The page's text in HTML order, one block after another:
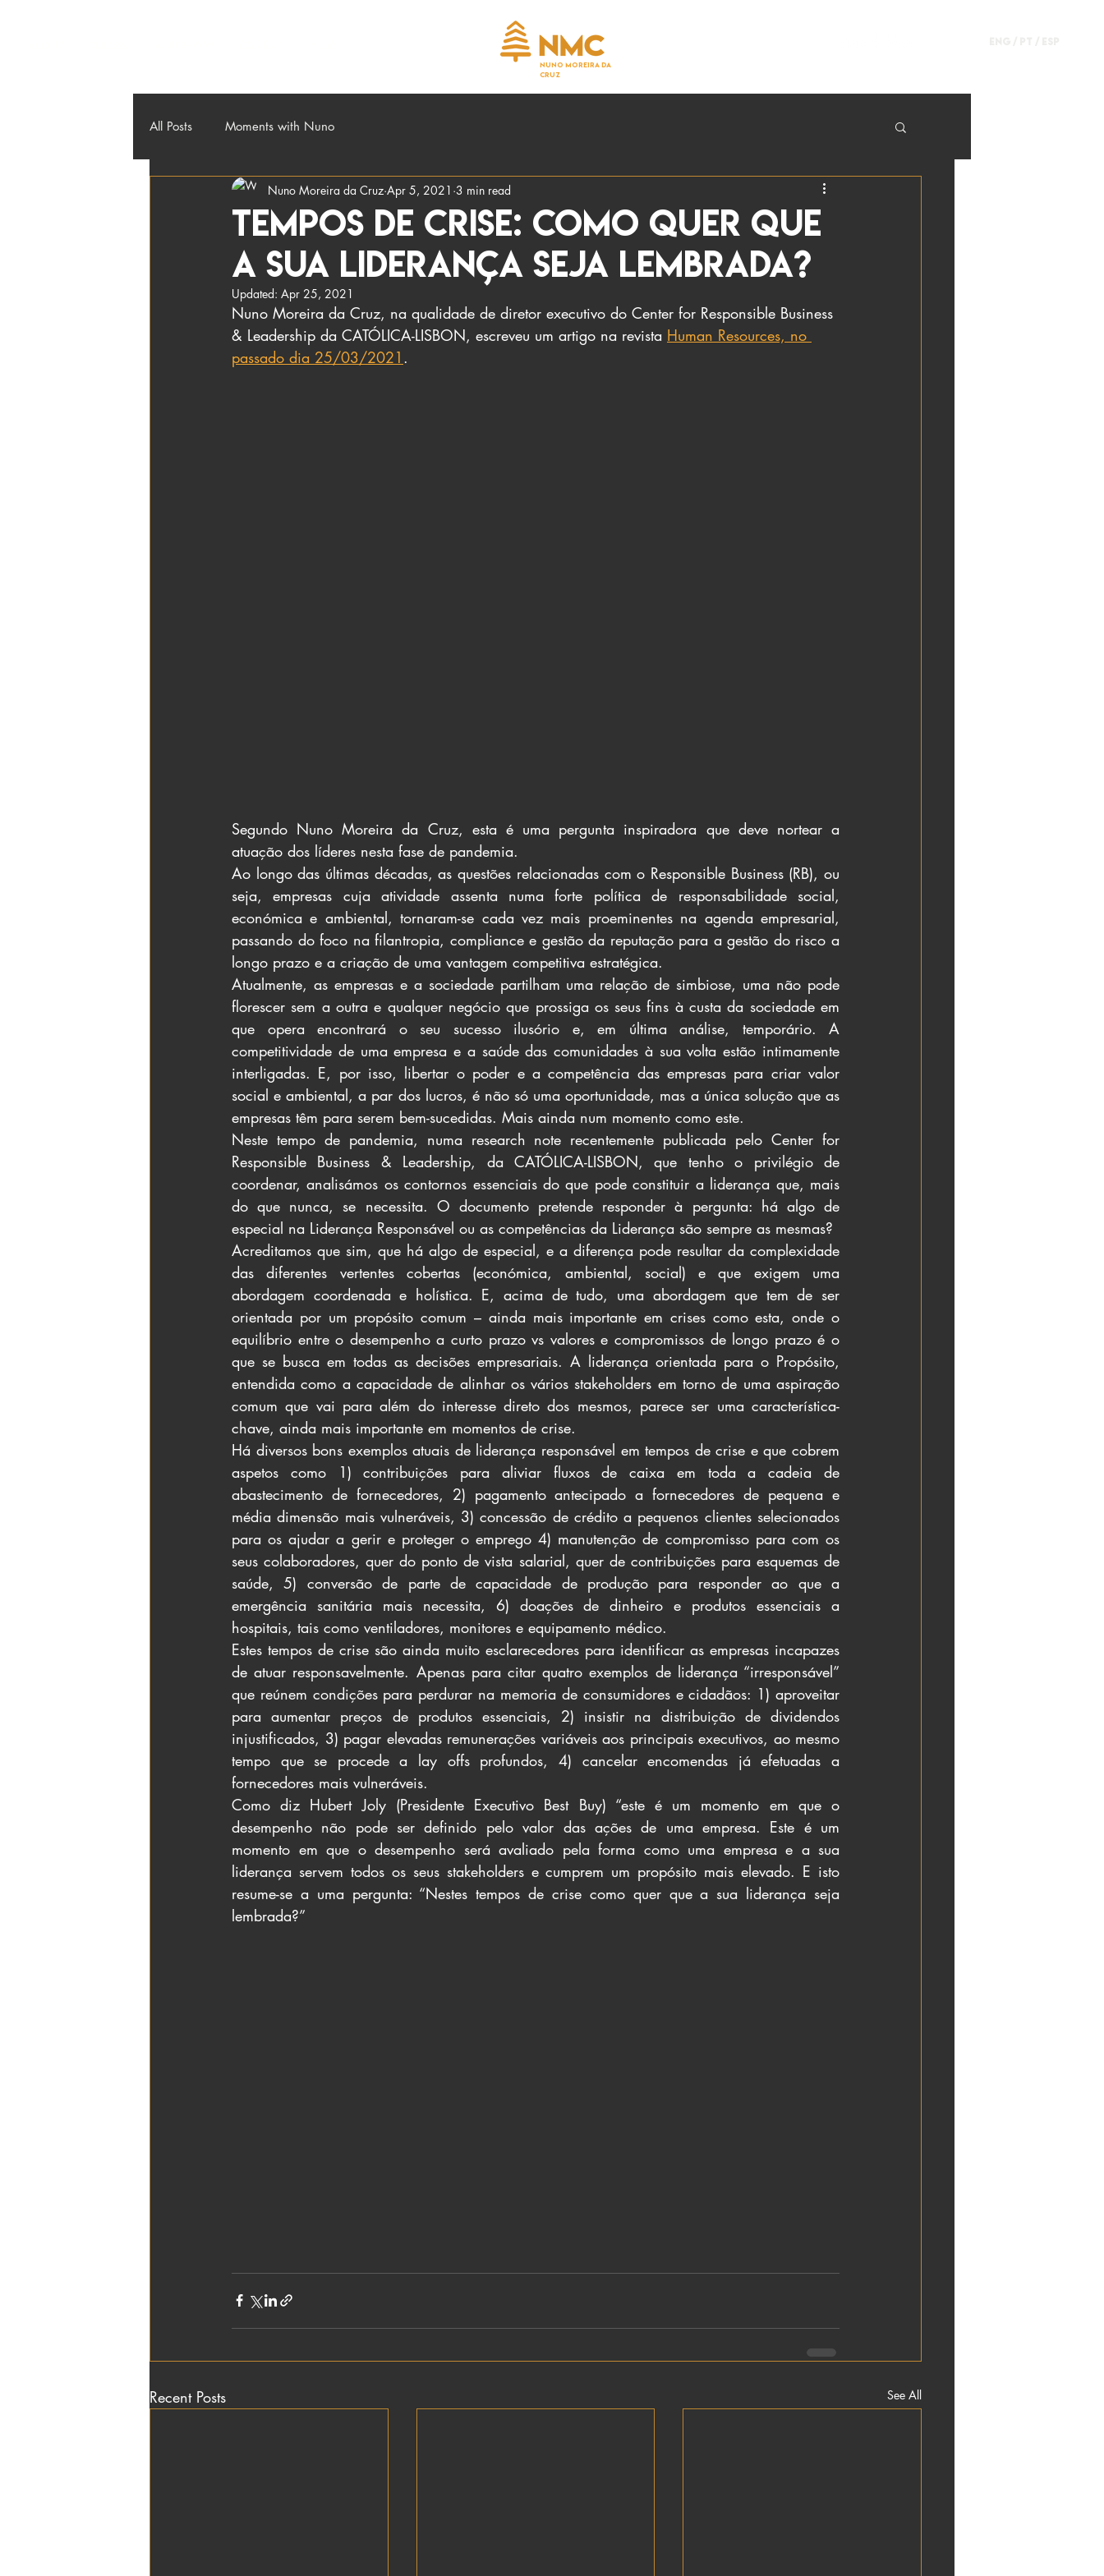
NUNO MOREIRA DA
CRUZ
All Posts Moments with Nuno
Tempos de crise: como quer que
a sua liderança seja lembrada?
Nuno Moreira da Cruz Apr 5, 2021 3 min read
Updated: Apr 25, 2021
Nuno Moreira da Cruz, na qualidade de diretor executivo do Center for Responsible Business
& Leadership da CATÓLICA-LISBON, escreveu um artigo na revista Human Resources, no
passado dia 25/03/2021 .
Segundo Nuno Moreira da Cruz, esta é uma pergunta inspiradora que deve nortear a
atuação dos líderes nesta fase de pandemia.
Ao longo das últimas décadas, as questões relacionadas com o Responsible Business (RB), ou
seja, empresas cuja atividade assenta numa forte política de responsabilidade social,
económica e ambiental, tornaram-se cada vez mais proeminentes na agenda empresarial,
passando do foco na filantropia, compliance e gestão da reputação para a gestão do risco a
longo prazo e a criação de uma vantagem competitiva estratégica.
Atualmente, as empresas e a sociedade partilham uma relação de simbiose, uma não pode
florescer sem a outra e qualquer negócio que prossiga os seus fins à custa da sociedade em
que opera encontrará o seu sucesso ilusório e, em última análise, temporário. A
competitividade de uma empresa e a saúde das comunidades à sua volta estão intimamente
interligadas. E, por isso, libertar o poder e a competência das empresas para criar valor
social e ambiental, a par dos lucros, é não só uma oportunidade, mas a única solução que as
empresas têm para serem bem-sucedidas. Mais ainda num momento como este.
Neste tempo de pandemia, numa research note recentemente publicada pelo Center for
Responsible Business & Leadership, da CATÓLICA-LISBON, que tenho o privilégio de
coordenar, analisámos os contornos essenciais do que pode constituir a liderança que, mais
do que nunca, se necessita. O documento pretende responder à pergunta: há algo de
especial na Liderança Responsável ou as competências da Liderança são sempre as mesmas?
Acreditamos que sim, que há algo de especial, e a diferença pode resultar da complexidade
das diferentes vertentes cobertas (económica, ambiental, social) e que exigem uma
abordagem coordenada e holística. E, acima de tudo, uma abordagem que tem de ser
orientada por um propósito comum – ainda mais importante em crises como esta, onde o
equilíbrio entre o desempenho a curto prazo vs valores e compromissos de longo prazo é o
que se busca em todas as decisões empresariais. A liderança orientada para o Propósito,
entendida como a capacidade de alinhar os vários stakeholders em torno de uma aspiração
comum que vai para além do interesse direto dos mesmos, parece ser uma característica-
chave, ainda mais importante em momentos de crise.
Há diversos bons exemplos atuais de liderança responsável em tempos de crise e que cobrem
aspetos como 1) contribuições para aliviar fluxos de caixa em toda a cadeia de
abastecimento de fornecedores, 2) pagamento antecipado a fornecedores de pequena e
média dimensão mais vulneráveis, 3) concessão de crédito a pequenos clientes selecionados
para os ajudar a gerir e proteger o emprego 4) manutenção de compromisso para com os
seus colaboradores, quer do ponto de vista salarial, quer de contribuições para esquemas de
saúde, 5) conversão de parte de capacidade de produção para responder ao que a
emergência sanitária mais necessita, 6) doações de dinheiro e produtos essenciais a
hospitais, tais como ventiladores, monitores e equipamento médico.
Estes tempos de crise são ainda muito esclarecedores para identificar as empresas incapazes
de atuar responsavelmente. Apenas para citar quatro exemplos de liderança “irresponsável”
que reúnem condições para perdurar na memoria de consumidores e cidadãos: 1) aproveitar
para aumentar preços de produtos essenciais, 2) insistir na distribuição de dividendos
injustificados, 3) pagar elevadas remunerações variáveis aos principais executivos, ao mesmo
tempo que se procede a lay offs profundos, 4) cancelar encomendas já efetuadas a
fornecedores mais vulneráveis.
Como diz Hubert Joly (Presidente Executivo Best Buy) “este é um momento em que o
desempenho não pode ser definido pelo valor das ações de uma empresa. Este é um
momento em que o desempenho será avaliado pela forma como uma empresa e a sua
liderança servem todos os seus stakeholders e cumprem um propósito mais elevado. E isto
resume-se a uma pergunta: “Nestes tempos de crise como quer que a sua liderança seja
lembrada?”
Recent Posts See All